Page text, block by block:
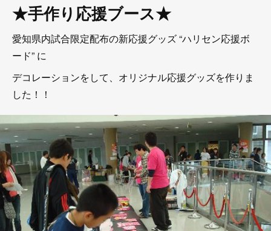
★手作り応援ブース★
愛知県内試合限定配布の新応援グッズ “ハリセン応援ボ
ード” に
デコレーションをして、オリジナル応援グッズを作りま
した！！